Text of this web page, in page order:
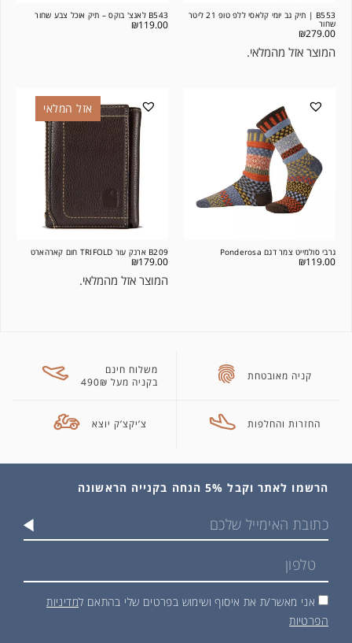
B553 | תיק גב יומי קלאסי ללפ טופ 21 ליטר
שחור
₪279.00
המוצר אזל מהמלאי.
B543 לאנצ' בוקס – תיק אוכל צבע שחור
₪119.00
גרבי סולמייט צמר דגם Ponderosa
₪119.00
אזל המלאי
B209 ארנק עור TRIFOLD חום קארהארט
₪179.00
המוצר אזל מהמלאי.
קניה מאובטחת
משלוח חינם
בקניה מעל 490₪
החזרות והחלפות צ’יקצ’ק יוצא
הרשמו לאתר וקבל 5% הנחה בקנייה הראשונה
אני מאשר/ת את איסוף ושימוש בפרטים שלי בהתאם למדיניות
הפרטיות